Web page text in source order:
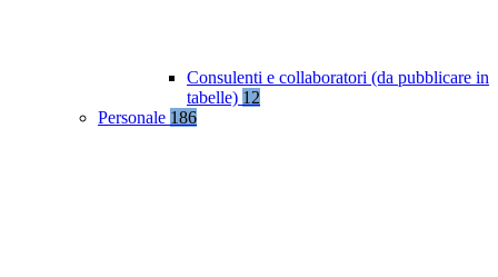
Consulenti e collaboratori (da pubblicare in
tabelle) 12
Personale 186